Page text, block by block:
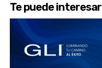
Te puede interesar